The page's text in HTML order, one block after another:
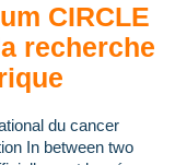
CIRCLE
recherche
du cancer
In between two